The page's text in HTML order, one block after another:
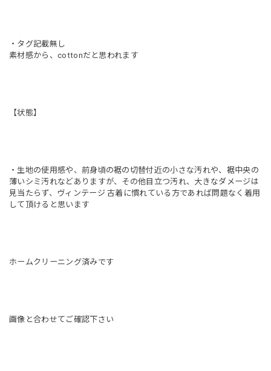
・タグ記載無し
素材感から、cottonだと思われます
【状態】
・生地の使用感や、前身頃の裾の切替付近の小さな汚れや、裾中央の
薄いシミ汚れなどありますが、その他目立つ汚れ、大きなダメージは
見当たらず、ヴィンテージ 古着に慣れている方であれば問題なく着用
して頂けると思います
ホームクリーニング済みです
画像と合わせてご確認下さい